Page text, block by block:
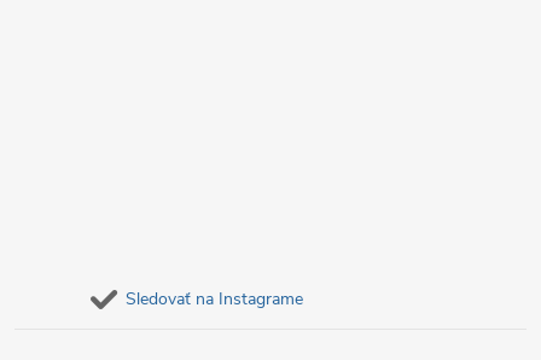
Sledovať na Instagrame